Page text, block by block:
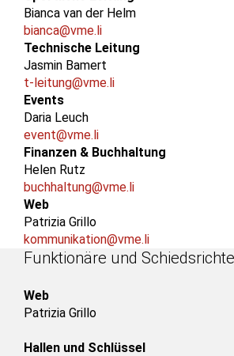
Bianca van der Helm
bianca@vme.li
Technische Leitung
Jasmin Bamert
t-leitung@vme.li
Events
Daria Leuch
event@vme.li
Finanzen & Buchhaltung
Helen Rutz
buchhaltung@vme.li
Web
Patrizia Grillo
kommunikation@vme.li
Funktionäre und
Web
Patrizia Grillo
Hallen und Schlüssel